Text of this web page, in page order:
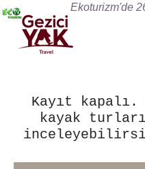
Ekoturizm'de
Kayıt kapalı.
kayak